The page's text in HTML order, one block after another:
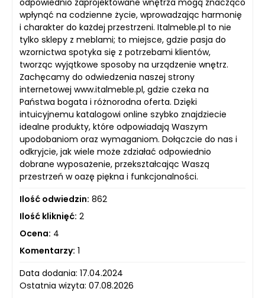
odpowiednio zaprojektowane wnętrza mogą znacząco
wpłynąć na codzienne życie, wprowadzając harmonię
i charakter do każdej przestrzeni. Italmeble.pl to nie
tylko sklepy z meblami; to miejsce, gdzie pasja do
wzornictwa spotyka się z potrzebami klientów,
tworząc wyjątkowe sposoby na urządzenie wnętrz.
Zachęcamy do odwiedzenia naszej strony
internetowej www.italmeble.pl, gdzie czeka na
Państwa bogata i różnorodna oferta. Dzięki
intuicyjnemu katalogowi online szybko znajdziecie
idealne produkty, które odpowiadają Waszym
upodobaniom oraz wymaganiom. Dołączcie do nas i
odkryjcie, jak wiele może zdziałać odpowiednio
dobrane wyposażenie, przekształcając Waszą
przestrzeń w oazę piękna i funkcjonalności.
Ilość odwiedzin: 862
Ilość kliknięć: 2
Ocena: 4
Komentarzy: 1
Data dodania: 17.04.2024
Ostatnia wizyta: 07.08.2026